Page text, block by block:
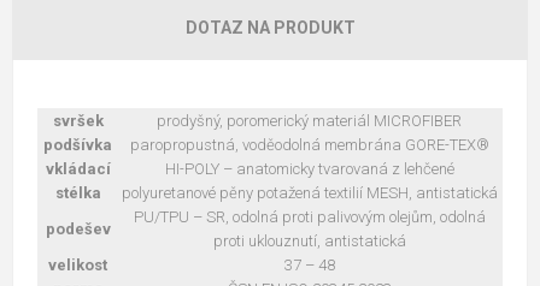
DOTAZ NA PRODUKT
svršek
prodyšný, poromerický materiál MICROFIBER
podšívka
paropropustná, voděodolná membrána GORE-TEX®
vkládací
stélka
HI-POLY – anatomicky tvarovaná z lehčené
polyuretanové pěny potažená textilií MESH, antistatická
podešev
PU/TPU – SR, odolná proti palivovým olejům, odolná
proti uklouznutí, antistatická
velikost
37 – 48